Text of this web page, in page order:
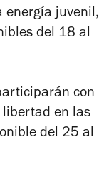
energía juvenil,
del 18 al
con
libertad en las
del 25 al